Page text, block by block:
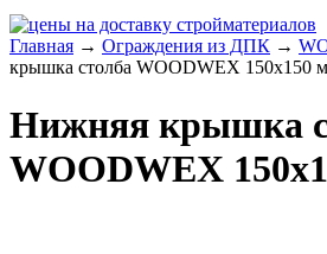
Главная → Ограждения из ДПК →
крышка столба WOODWEX 150х150
Нижняя крышка
WOODWEX